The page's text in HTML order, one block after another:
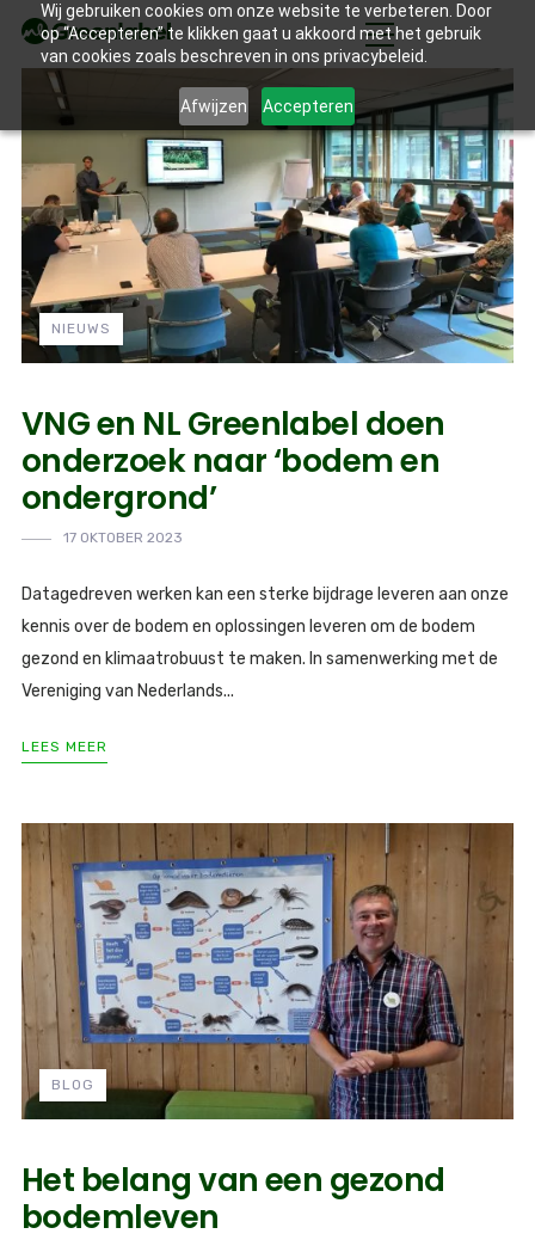
Wij gebruiken cookies om onze website te verbeteren. Door
op “Accepteren” te klikken gaat u akkoord met het gebruik
van cookies zoals beschreven in ons privacybeleid.
Afwijzen Accepteren
NIEUWS
VNG en NL Greenlabel doen
onderzoek naar ‘bodem en
ondergrond’
17 OKTOBER 2023
Datagedreven werken kan een sterke bijdrage leveren aan onze
kennis over de bodem en oplossingen leveren om de bodem
gezond en klimaatrobuust te maken. In samenwerking met de
Vereniging van Nederlands...
LEES MEER
BLOG
Het belang van een gezond
bodemleven